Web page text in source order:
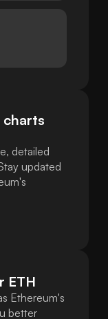
charts
detailed
updated
ETH
Ethereum's
better